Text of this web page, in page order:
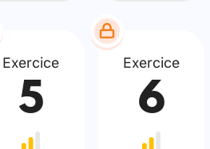
Exercice
5
Exercice
6